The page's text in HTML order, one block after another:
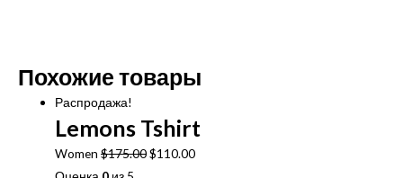
Похожие товары
Распродажа!
Lemons Tshirt
Women$175.00Первоначальная
$110.00Текущая